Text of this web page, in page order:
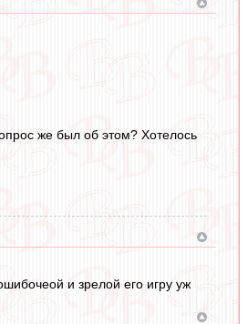
же был об этом? Хотелось
и зрелой его игру уж